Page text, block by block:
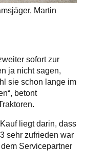
Martin
sofort zur
ja nicht sagen,
sie schon lange im
betont
liegt darin, dass
sehr zufrieden war
Servicepartner